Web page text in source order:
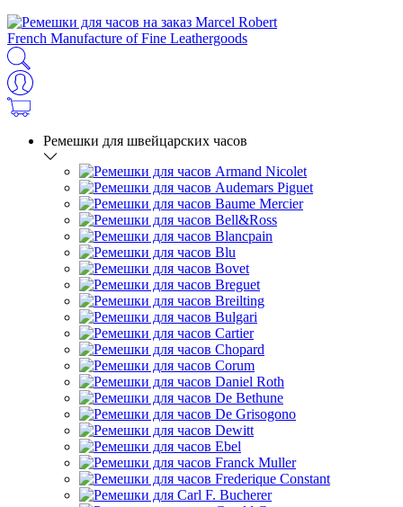
French Manufacture of Fine Leathergoods
Ремешки для швейцарских часов